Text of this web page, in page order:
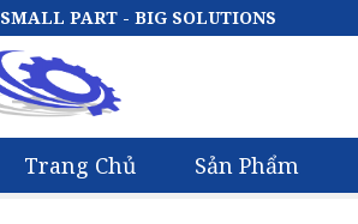
SMALL PART - BIG SOLUTIONS
Trang Chủ Sản Phẩm